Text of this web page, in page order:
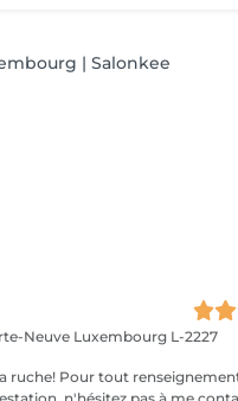
Neuve Luxembourg L-2227
ruche! Pour tout